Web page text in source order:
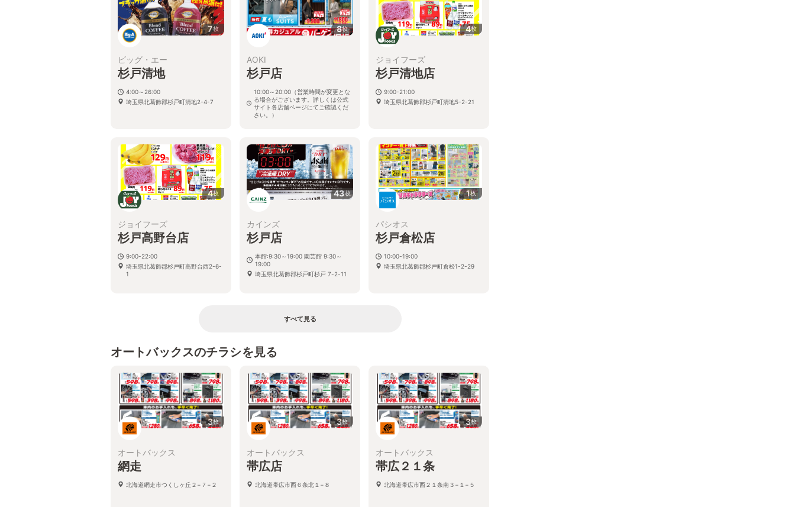
7枚
ビッグ・エー
杉戸清地
4:00～26:00
埼玉県北葛飾郡杉戸町清地2-4-7
8枚
AOKI
杉戸店
10:00～20:00（営業時間が変更とな
る場合がございます。詳しくは公式
サイト各店舗ページにてご確認くだ
さい。）
4枚
ジョイフーズ
杉戸清地店
9:00-21:00
埼玉県北葛飾郡杉戸町清地5-2-21
4枚
ジョイフーズ
杉戸高野台店
9:00-22:00
埼玉県北葛飾郡杉戸町高野台西2-6-
1
43枚
カインズ
杉戸店
本館:9:30～19:00 園芸館 9:30～
19:00
埼玉県北葛飾郡杉戸町杉戸 7-2-11
1枚
パシオス
杉戸倉松店
10:00-19:00
埼玉県北葛飾郡杉戸町倉松1-2-29
すべて見る
オートバックスのチラシを見る
3枚
オートバックス
網走
北海道網走市つくしヶ丘２−７−２
3枚
オートバックス
帯広店
北海道帯広市西６条北１−８
3枚
オートバックス
帯広２１条
北海道帯広市西２１条南３−１−５